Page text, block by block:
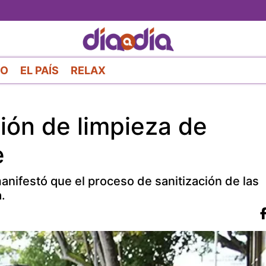
al
contenido
principal
EL PAÍS RELAX
de limpieza de
que el proceso de sanitización de las